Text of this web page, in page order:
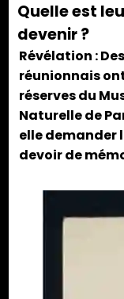
Quelle est
devenir ?
Révélation :
réunionnais
réserves du
Naturelle de
elle demander
devoir de